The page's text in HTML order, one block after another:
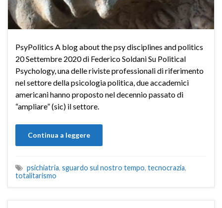
PsyPolitics A blog about the psy disciplines and politics
20 Settembre 2020 di Federico Soldani Su Political
Psychology, una delle riviste professionali di riferimento
nel settore della psicologia politica, due accademici
americani hanno proposto nel decennio passato di
“ampliare” (sic) il settore.
Continua a leggere
psichiatria, sguardo sul nostro tempo, tecnocrazia,
totalitarismo